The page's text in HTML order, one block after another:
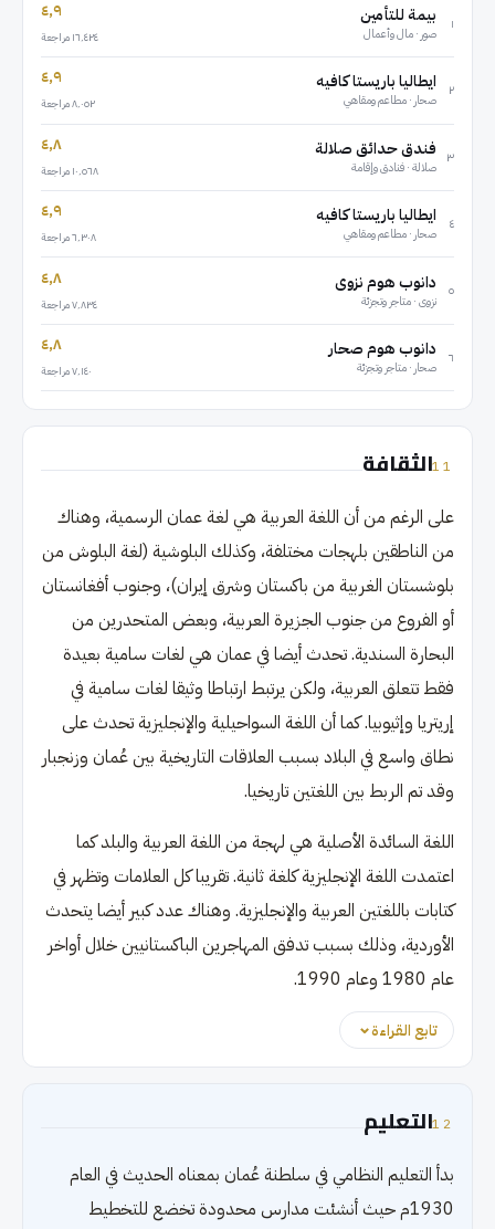
١ بيمة للتأمين
صور · مال وأعمال
٤٫٩
١٦٬٤٢٤ مراجعة
٢ ايطاليا باريستا كافيه
صحار · مطاعم ومقاهي
٤٫٩
٨٬٠٥٢مراجعة
٣ فندق حدائق صلالة
صلالة · فنادق وإقامة
٤٫٨
١٠٬٥٦٨ مراجعة
٤ ايطاليا باريستا كافيه
صحار · مطاعم ومقاهي
٤٫٩
٦٬٣٠٨مراجعة
٥ دانوب هوم نزوى
نزوى · متاجر وتجزئة
٤٫٨
٧٬٨٣٤مراجعة
٦ دانوب هوم صحار
صحار · متاجر وتجزئة
٤٫٨
٧٬١٤٠مراجعة
11الثقافة
على الرغم من أن اللغة العربية هي لغة عمان الرسمية، وهناك
من الناطقين بلهجات مختلفة، وكذلك البلوشية (لغة البلوش من
بلوشستان الغربية من باكستان وشرق إيران)، وجنوب أفغانستان
أو الفروع من جنوب الجزيرة العربية، وبعض المتحدرين من
البحارة السندية. تحدث أيضا في عمان هي لغات سامية بعيدة
فقط تتعلق العربية، ولكن يرتبط ارتباطا وثيقا لغات سامية في
إريتريا وإثيوبيا. كما أن اللغة السواحيلية والإنجليزية تحدث على
نطاق واسع في البلاد بسبب العلاقات التاريخية بين عُمان وزنجبار
وقد تم الربط بين اللغتين تاريخيا.
اللغة السائدة الأصلية هي لهجة من اللغة العربية والبلد كما
اعتمدت اللغة الإنجليزية كلغة ثانية. تقريبا كل العلامات وتظهر في
كتابات باللغتين العربية والإنجليزية. وهناك عدد كبير أيضا يتحدث
الأوردية، وذلك بسبب تدفق المهاجرين الباكستانيين خلال أواخر
عام 1980 وعام 1990.
تابع القراءة
12التعليم
بدأ التعليم النظامي في سلطنة عُمان بمعناه الحديث في العام
1930م حيث أنشئت مدارس محدودة تخضع للتخطيط